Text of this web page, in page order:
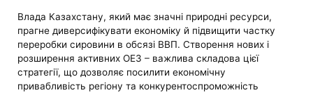
Влада Казахстану, який має значні природні ресурси,
прагне диверсифікувати економіку й підвищити частку
переробки сировини в обсязі ВВП. Створення нових і
розширення активних ОЕЗ – важлива складова цієї
стратегії, що дозволяє посилити економічну
привабливість регіону та конкурентоспроможність